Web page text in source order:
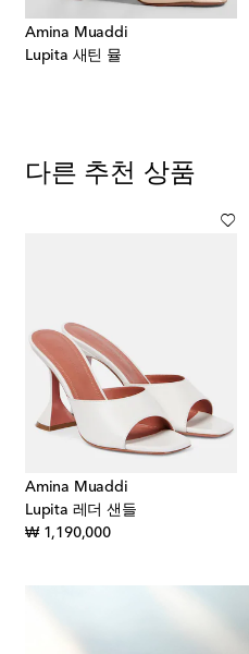
Amina Muaddi
Lupita 새틴 뮬
다른 추천 상품
Amina Muaddi
Lupita 레더 샌들
₩ 1,190,000original price